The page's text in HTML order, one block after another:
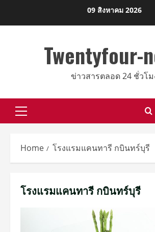
09 สิงหาคม 2026
Twentyfour-
ข่าวสารตลอด 24 ชั่วโม
Primary
Home โรงแรมแคนทารี กบินทร์บุรี
โรงแรมแคนทารี กบินทร์บุรี